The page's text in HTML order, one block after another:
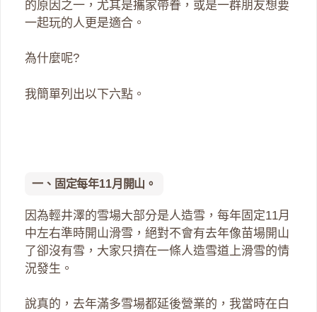
的原因之一，尤其是攜家帶眷，或是一群朋友想要
一起玩的人更是適合。
為什麼呢?
我簡單列出以下六點。
一、固定每年11月開山。
因為輕井澤的雪場大部分是人造雪，每年固定11月
中左右準時開山滑雪，絕對不會有去年像苗場開山
了卻沒有雪，大家只擠在一條人造雪道上滑雪的情
況發生。
說真的，去年滿多雪場都延後營業的，我當時在白